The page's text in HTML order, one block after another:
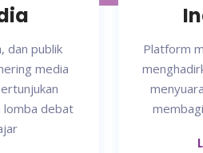
dan publik
media
lomba debat
Platform